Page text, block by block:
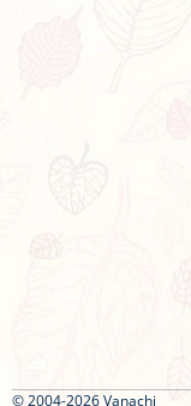
© 2004-2026 Vanachi